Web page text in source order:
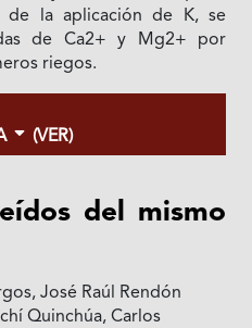
de la aplicación de K, se
de Ca2+ y Mg2+ por
riegos.
(VER)
del mismo
José Raúl Rendón
Quinchúa, Carlos